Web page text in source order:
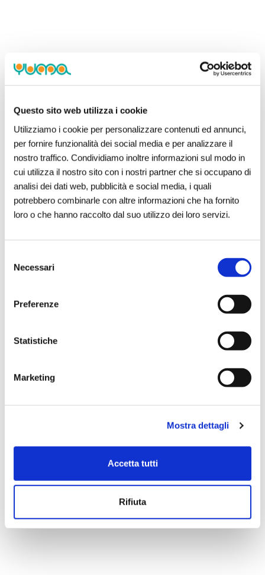
Questo sito web utilizza i cookie
Utilizziamo i cookie per personalizzare contenuti ed annunci,
per fornire funzionalità dei social media e per analizzare il
nostro traffico. Condividiamo inoltre informazioni sul modo in
cui utilizza il nostro sito con i nostri partner che si occupano di
analisi dei dati web, pubblicità e social media, i quali
potrebbero combinarle con altre informazioni che ha fornito
loro o che hanno raccolto dal suo utilizzo dei loro servizi.
delNecessari
Preferenze
Statistiche
Marketing
Mostra dettagli
Accetta tutti
Rifiuta